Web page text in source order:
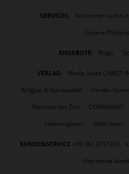
SERVICES: Autorinnen und
Unsere
ANGEBOTE: Blogs
VERLAG:
Media Sales CHRIST
Religion & Spiritualität
Herder
Stimmen der Zeit
COMMUNIO
Lebensspuren
Bibel lesen
KUNDENSERVICE +49 761 2717200
Abo online